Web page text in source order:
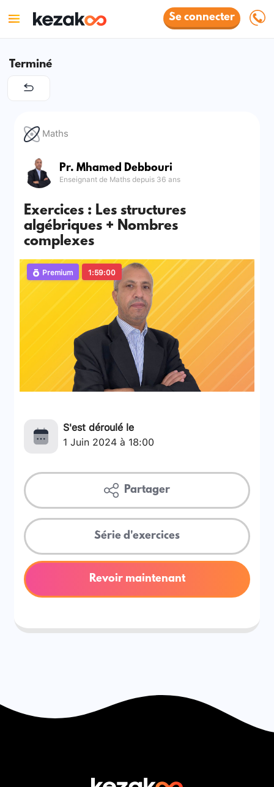
Se connecter
Terminé
Maths
Pr. Mhamed Debbouri
Enseignant de Maths depuis 36 ans
Exercices : Les structures
algébriques + Nombres
complexes
Premium 1:59:00
S'est déroulé le
1 Juin 2024 à 18:00
Partager
Série d'exercices
Revoir maintenant